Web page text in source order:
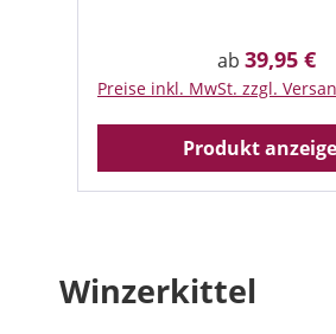
Regulärer
ab 39,95 €
Preise inkl. MwSt. zzgl.
Produkt
Winzerkittel